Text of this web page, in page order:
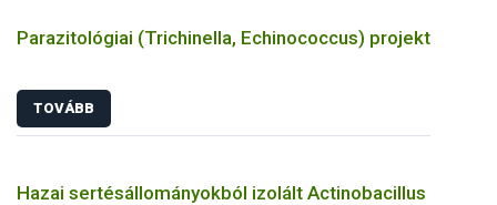
Parazitológiai (Trichinella, Echinococcus) projekt
TOVÁBB
Hazai sertésállományokból izolált Actinobacillus